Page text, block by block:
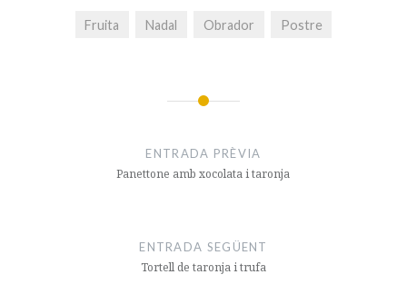
Fruita Nadal Obrador Postre
ENTRADA PRÈVIA
Panettone amb xocolata i taronja
ENTRADA SEGÜENT
Tortell de taronja i trufa